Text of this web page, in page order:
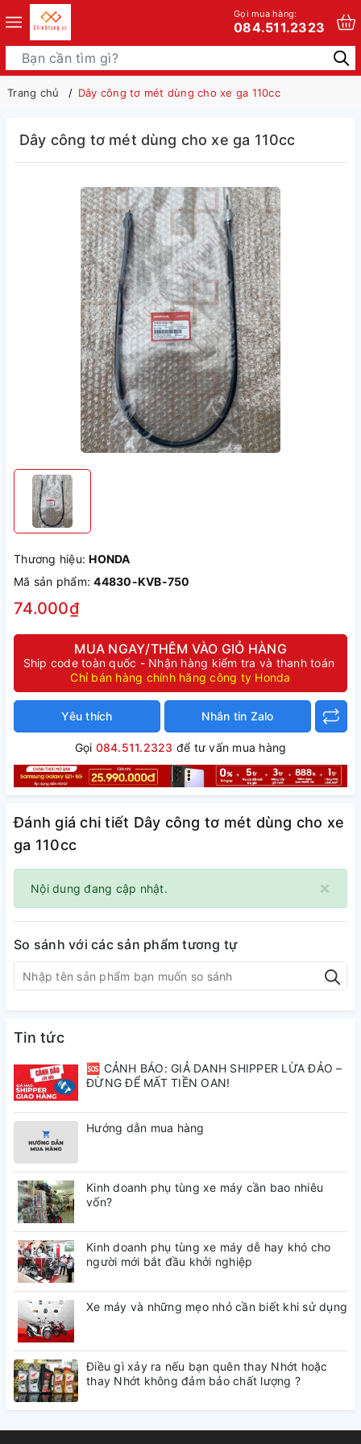
Gọi mua hàng:
084.511.2323
Trang chủ Dây công tơ mét dùng cho xe ga 110cc
Dây công tơ mét dùng cho xe ga 110cc
Thương hiệu:HONDA
Mã sản phẩm:44830-KVB-750
74.000₫
MUA NGAY/THÊM VÀO GIỎ HÀNG
Ship code toàn quốc - Nhận hàng kiểm tra và thanh toán
Chỉ bán hàng chính hãng công ty Honda
Yêu thích Nhắn tin Zalo
Gọi 084.511.2323 để tư vấn mua hàng
Đánh giá chi tiết Dây công tơ mét dùng cho xe
ga 110cc
×
Nội dung đang cập nhật.
So sánh với các sản phẩm tương tự
Tin tức
🆘 CẢNH BÁO: GIẢ DANH SHIPPER LỪA ĐẢO –
ĐỪNG ĐỂ MẤT TIỀN OAN!
Hướng dẫn mua hàng
Kinh doanh phụ tùng xe máy cần bao nhiêu
vốn?
Kinh doanh phụ tùng xe máy dễ hay khó cho
người mới bắt đầu khởi nghiệp
Xe máy và những mẹo nhỏ cần biết khi sử dụng
Điều gì xảy ra nếu bạn quên thay Nhớt hoặc
thay Nhớt không đảm bảo chất lượng ?